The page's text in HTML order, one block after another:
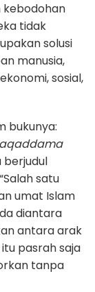
kebodohan
tidak
solusi
manusia,
sosial,
bukunya:
berjudul
satu
umat Islam
diantara
antara arak
pasrah saja
tanpa